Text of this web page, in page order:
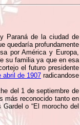
Paraná de la ciudad de
quedaría profundamente
por América y Europa,
su familia ya que en esa
el futuro presidente
abril de 1907radicandose
del 1 de septiembre de
más reconocido tanto en
o “El morocho del